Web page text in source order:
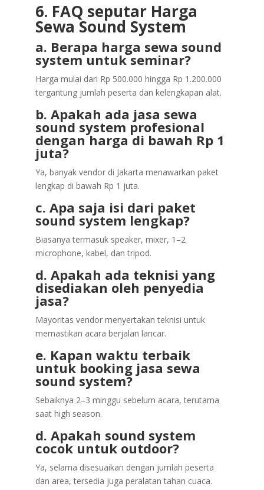
6. FAQ seputar Harga
Sewa Sound System
a. Berapa harga sewa sound
system untuk seminar?
Harga mulai dari Rp 500.000 hingga Rp 1.200.000
tergantung jumlah peserta dan kelengkapan alat.
b. Apakah ada jasa sewa
sound system profesional
dengan harga di bawah Rp 1
juta?
Ya, banyak vendor di Jakarta menawarkan paket
lengkap di bawah Rp 1 juta.
c. Apa saja isi dari paket
sound system lengkap?
Biasanya termasuk speaker, mixer, 1–2
microphone, kabel, dan tripod.
d. Apakah ada teknisi yang
disediakan oleh penyedia
jasa?
Mayoritas vendor menyertakan teknisi untuk
memastikan acara berjalan lancar.
e. Kapan waktu terbaik
untuk booking jasa sewa
sound system?
Sebaiknya 2–3 minggu sebelum acara, terutama
saat high season.
d. Apakah sound system
cocok untuk outdoor?
Ya, selama disesuaikan dengan jumlah peserta
dan area, tersedia juga peralatan tahan cuaca.